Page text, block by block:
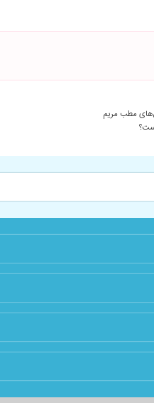
مطب مریم